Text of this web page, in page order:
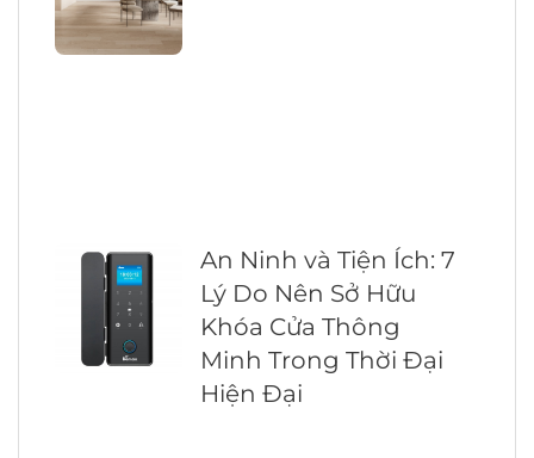
An Ninh và Tiện Ích: 7
Lý Do Nên Sở Hữu
Khóa Cửa Thông
Minh Trong Thời Đại
Hiện Đại